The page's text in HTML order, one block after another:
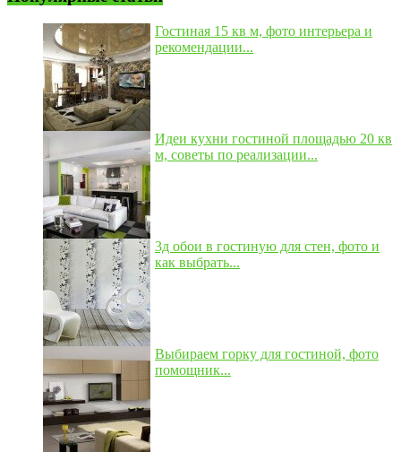
Гостиная 15 кв м, фото интерьера и
рекомендации...
Идеи кухни гостиной площадью 20 кв
м, советы по реализации...
3д обои в гостиную для стен, фото и
как выбрать...
Выбираем горку для гостиной, фото
помощник...